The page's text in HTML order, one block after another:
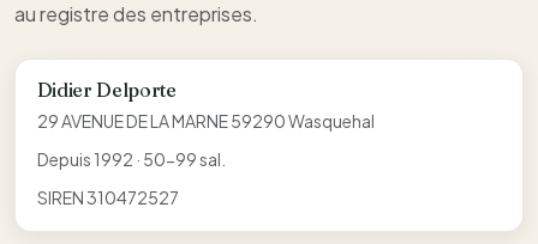
au registre des entreprises.
Didier Delporte
29 AVENUE DE LA MARNE 59290 Wasquehal
Depuis 1992 · 50-99 sal.
SIREN 310472527